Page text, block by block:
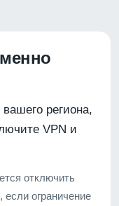
региона,
VPN и
отключить
если ограничение